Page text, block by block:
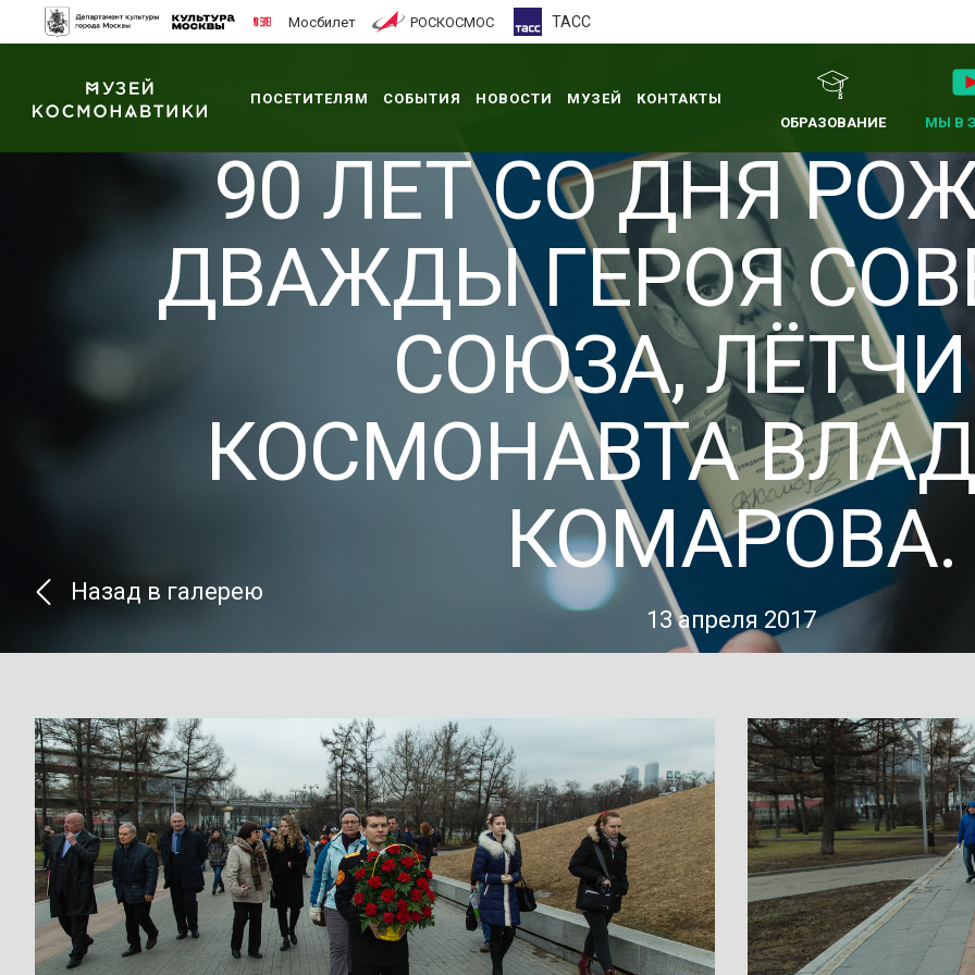
Мосбилет РОСКОСМОС ТАСС
ПОСЕТИТЕЛЯМ СОБЫТИЯ НОВОСТИ МУЗЕЙ
КОНТАКТЫ
ОБРАЗОВАНИЕ
МЫ В
90 ЛЕТ СО ДНЯ
ДВАЖДЫ ГЕРОЯ
СОЮЗА,
КОСМОНАВТА
КОМАРОВА.
13 апреля 2017
Назад в галерею
} }